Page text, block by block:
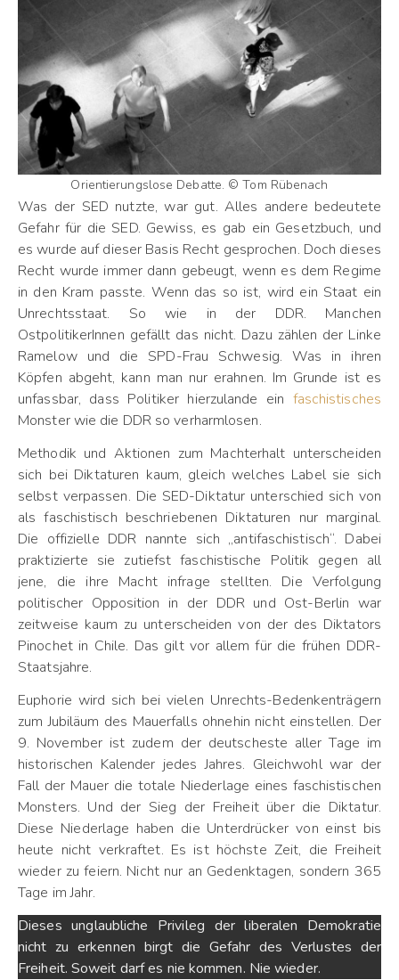
Orientierungslose Debatte. © Tom Rübenach
Was der SED nutzte, war gut. Alles andere bedeutete
Gefahr für die SED. Gewiss, es gab ein Gesetzbuch, und
es wurde auf dieser Basis Recht gesprochen. Doch dieses
Recht wurde immer dann gebeugt, wenn es dem Regime
in den Kram passte. Wenn das so ist, wird ein Staat ein
Unrechtsstaat. So wie in der DDR. Manchen
OstpolitikerInnen gefällt das nicht. Dazu zählen der Linke
Ramelow und die SPD-Frau Schwesig. Was in ihren
Köpfen abgeht, kann man nur erahnen. Im Grunde ist es
unfassbar, dass Politiker hierzulande ein faschistisches
Monster wie die DDR so verharmlosen.
Methodik und Aktionen zum Machterhalt unterscheiden
sich bei Diktaturen kaum, gleich welches Label sie sich
selbst verpassen. Die SED-Diktatur unterschied sich von
als faschistisch beschriebenen Diktaturen nur marginal.
Die offizielle DDR nannte sich „antifaschistisch“. Dabei
praktizierte sie zutiefst faschistische Politik gegen all
jene, die ihre Macht infrage stellten. Die Verfolgung
politischer Opposition in der DDR und Ost-Berlin war
zeitweise kaum zu unterscheiden von der des Diktators
Pinochet in Chile. Das gilt vor allem für die frühen DDR-
Staatsjahre.
Euphorie wird sich bei vielen Unrechts-Bedenkenträgern
zum Jubiläum des Mauerfalls ohnehin nicht einstellen. Der
9. November ist zudem der deutscheste aller Tage im
historischen Kalender jedes Jahres. Gleichwohl war der
Fall der Mauer die totale Niederlage eines faschistischen
Monsters. Und der Sieg der Freiheit über die Diktatur.
Diese Niederlage haben die Unterdrücker von einst bis
heute nicht verkraftet. Es ist höchste Zeit, die Freiheit
wieder zu feiern. Nicht nur an Gedenktagen, sondern 365
Tage im Jahr.
Dieses unglaubliche Privileg der liberalen Demokratie
nicht zu erkennen birgt die Gefahr des Verlustes der
Freiheit. Soweit darf es nie kommen. Nie wieder.